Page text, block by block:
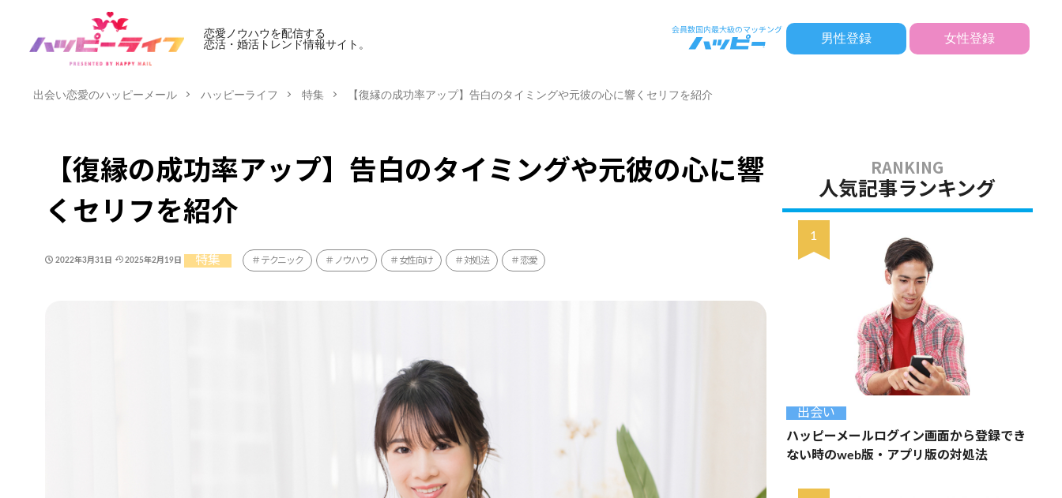
恋愛ノウハウを配信する
恋活・婚活トレンド情報サイト。
男性登録 女性登録
出会い恋愛のハッピーメール ハッピーライフ 特集 【復縁の成功率アップ】告白のタイミングや元彼の心に響くセリフを紹介
【復縁の成功率アップ】告白のタイミングや元彼の心に響
くセリフを紹介
2022年3月31日 2025年2月19日 特集 テクニック ノウハウ 女性向け 対処法 恋愛
人気記事ランキング
出会い
ハッピーメールログイン画面から登録でき
ない時のweb版・アプリ版の対処法